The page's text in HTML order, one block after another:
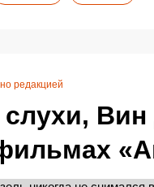
Вин
редакцией